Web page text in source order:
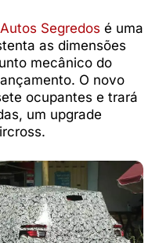
Segredos é uma
as dimensões
mecânico do
O novo
ocupantes e trará
um upgrade